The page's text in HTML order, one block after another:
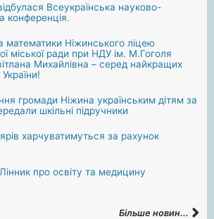
Всеукраїнська науково-
конференція.
математики Ніжинського ліцею
міської ради при НДУ ім. М.Гоголя
Михайлівна – серед найкращих
України!
громади Ніжина українським дітям за
шкільні підручники
харчуватимуться за рахунок
про освіту та медицину
Більше новин...